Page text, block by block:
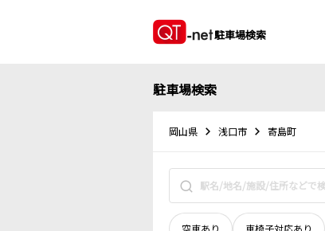
駐車場検索
駐車場検索
岡山県 浅口市 寄島町
空車あり 車椅子対応あり